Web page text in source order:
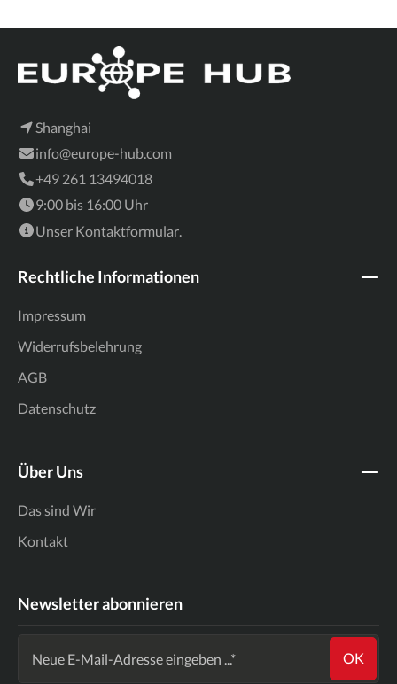
Shanghai
info@europe-hub.com
+49 261 13494018
9:00 bis 16:00 Uhr
Unser Kontaktformular.
Rechtliche Informationen
Impressum
Widerrufsbelehrung
AGB
Datenschutz
Über Uns
Das sind Wir
Kontakt
Newsletter abonnieren
OK